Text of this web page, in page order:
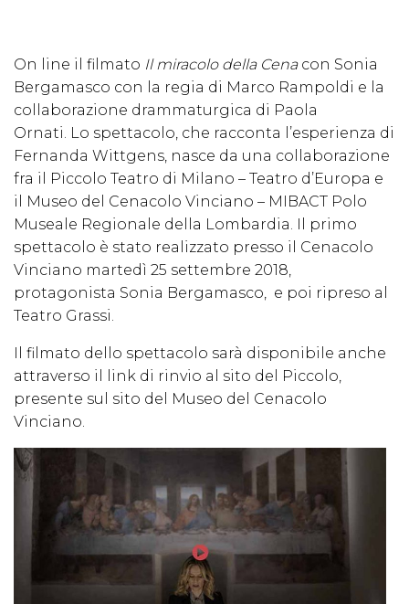
On line il filmato Il miracolo della Cenacon Sonia
Bergamasco con la regia di Marco Rampoldi e la
collaborazione drammaturgica di Paola
Ornati. Lo spettacolo, che racconta l’esperienza di
Fernanda Wittgens, nasce da una collaborazione
fra il Piccolo Teatro di Milano – Teatro d’Europa e
il Museo del Cenacolo Vinciano – MIBACT Polo
Museale Regionale della Lombardia. Il primo
spettacolo è stato realizzato presso il Cenacolo
Vinciano martedì 25 settembre 2018,
protagonista Sonia Bergamasco, e poi ripreso al
Teatro Grassi.
Il filmato dello spettacolo sarà disponibile anche
attraverso il link di rinvio al sito del Piccolo,
presente sul sito del Museo del Cenacolo
Vinciano.